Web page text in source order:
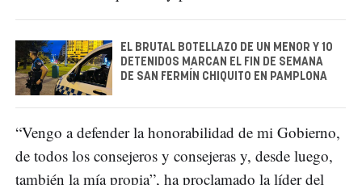
EL BRUTAL BOTELLAZO DE UN MENOR Y 10
DETENIDOS MARCAN EL FIN DE SEMANA
DE SAN FERMÍN CHIQUITO EN PAMPLONA
“Vengo a defender la honorabilidad de mi Gobierno,
de todos los consejeros y consejeras y, desde luego,
también la mía propia”, ha proclamado la líder del